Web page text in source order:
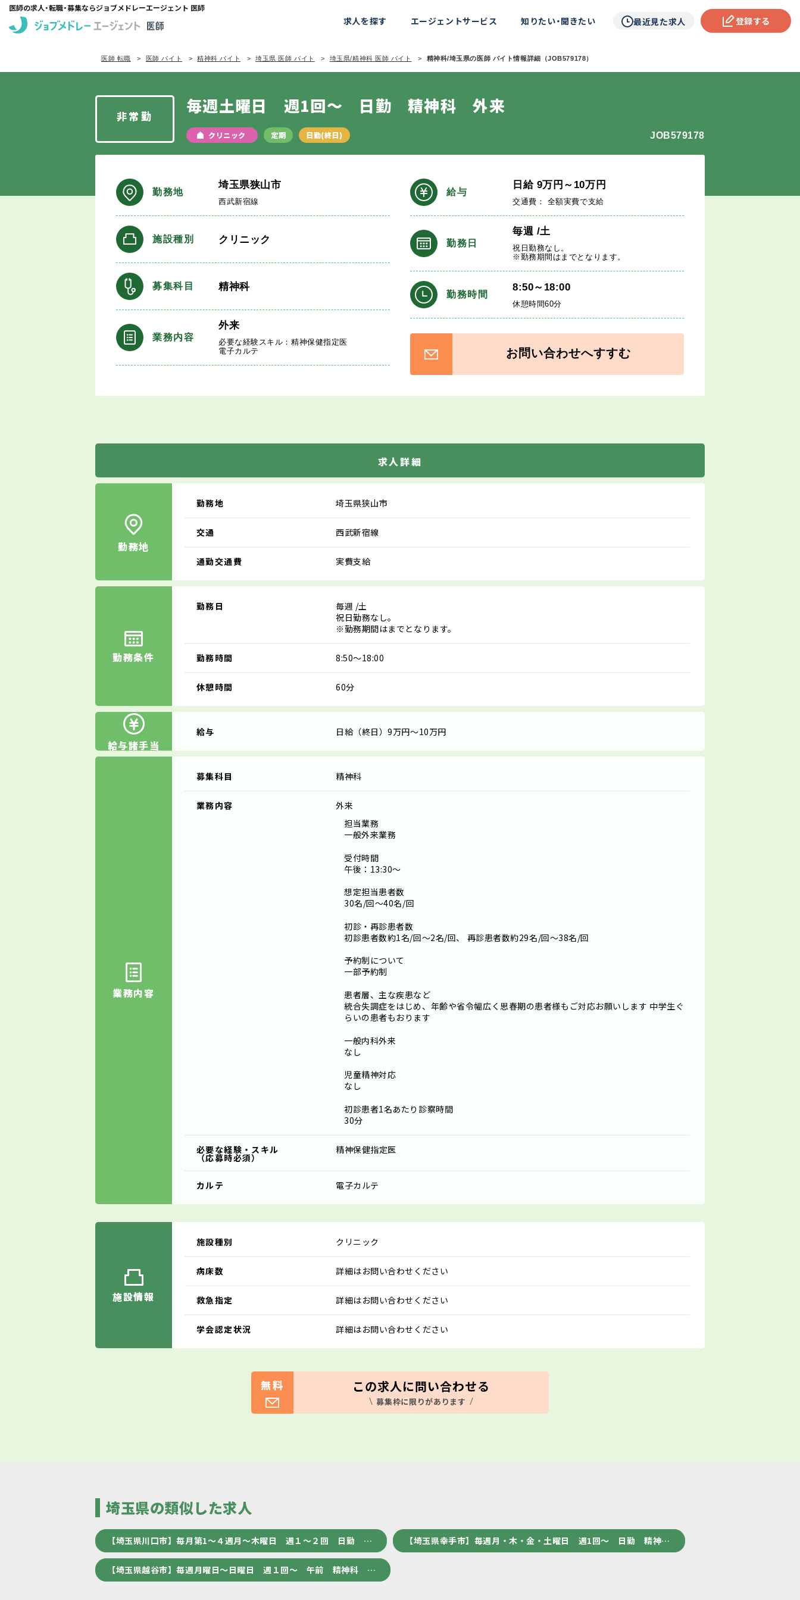
医師の求人・転職・募集ならジョブメドレーエージェント 医師
求人を探す エージェントサービス 知りたい・聞きたい 最近見た求人 登録する
医師 転職 医師 バイト 精神科 バイト 埼玉県 医師 バイト 埼玉県/精神科 医師 バイト 精神科/埼玉県の医師 バイト情報詳細（JOB579178）
非常勤 毎週土曜日 週1回～ 日勤 精神科 外来
クリニック 定期 日勤(終日) JOB579178
勤務地
埼玉県狭山市
西武新宿線
施設種別 クリニック
募集科目 精神科
業務内容
外来
必要な経験スキル：精神保健指定医
電子カルテ
給与
日給9万円 ～10万円
交通費： 全額実費で支給
勤務日
毎週 /土
祝日勤務なし。
※勤務期間はまでとなります。
勤務時間
8:50～18:00
休憩時間60分
お問い合わせへすすむ
求人詳細
勤務地
勤務地 埼玉県狭山市
交通 西武新宿線
通勤交通費 実費支給
勤務条件
勤務日 毎週 /土
祝日勤務なし。
※勤務期間はまでとなります。
勤務時間 8:50～18:00
休憩時間 60分
給与諸手当
給与 日給（終日）9万円～10万円
業務内容
募集科目 精神科
業務内容
外来
担当業務
一般外来業務
受付時間
午後：13:30～
想定担当患者数
30名/回～40名/回
初診・再診患者数
初診患者数約1名/回～2名/回、 再診患者数約29名/回～38名/回
予約制について
一部予約制
患者層、主な疾患など
統合失調症をはじめ、年齢や省令幅広く思春期の患者様もご対応お願いします 中学生ぐ
らいの患者もおります
一般内科外来
なし
児童精神対応
なし
初診患者1名あたり診察時間
30分
必要な経験・スキル
（応募時必須）
精神保健指定医
カルテ 電子カルテ
施設情報
施設種別 クリニック
病床数 詳細はお問い合わせください
救急指定 詳細はお問い合わせください
学会認定状況 詳細はお問い合わせください
無料 この求人に問い合わせる
募集枠に限りがあります
埼玉県の類似した求人
【埼玉県川口市】毎月第1～４週月～木曜日 週１～２回 日勤 … 【埼玉県幸手市】毎週月・木・金・土曜日 週1回～ 日勤 精神…
【埼玉県越谷市】毎週月曜日～日曜日 週１回～ 午前 精神科 …